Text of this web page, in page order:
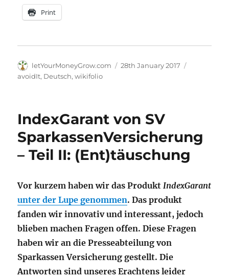
Print
Author
letYourMoneyGrow.com
Posted
28th January 2017
avoidIt, Deutsch,wikifolio
IndexGarant von SV
SparkassenVersicherung
– Teil II: (Ent)täuschung
Vor kurzem haben wir das ProduktIndexGarant
unter der Lupe genommen. Das produkt
fanden wir innovativ und interessant, jedoch
blieben machen Fragen offen. Diese Fragen
haben wir an die Presseabteilung von
Sparkassen Versicherung gestellt. Die
Antworten sind unseres Erachtens leider